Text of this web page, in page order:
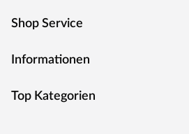
Shop Service
Informationen
Top Kategorien